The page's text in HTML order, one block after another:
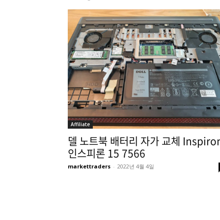
Affiliate
델 노트북 배터리 자가 교체
인스피론 15 7566
markettraders - 2022년 4월 4일